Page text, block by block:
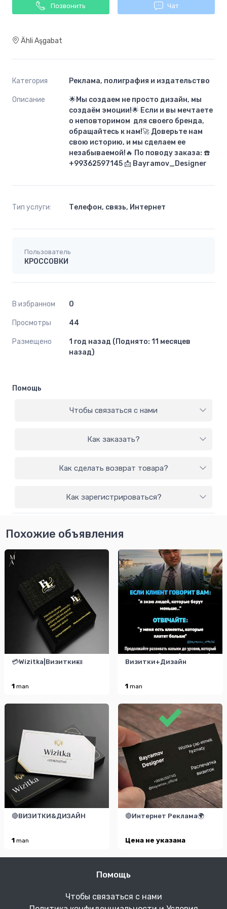
Позвонить Чат
Ähli Aşgabat
Категория Реклама, полиграфия и издательство
Описание
🌟Мы создаем не просто дизайн, мы
создаём эмоции!🌟 Если и вы мечтаете
о неповторимом для своего бренда,
обращайтесь к нам!🚀 Доверьте нам
свою историю, и мы сделаем ее
незабываемой!🔥 По поводу заказа: ☎️
+99362597145 📩 Bayramov_Designer
Тип услуги: Телефон, связь, Интернет
Пользователь
КРОССОВКИ
В избранном 0
Просмотры 44
Размещено
1 год назад (Поднято: 11 месяцев
назад)
Помощь
Чтобы связаться с нами
Как заказать?
Как сделать возврат товара?
Как зарегистрироваться?
Похожие объявления
💳Wizitka|Визитки🪪
1 man
Визитки+Дизайн
1 man
🔴ВИЗИТКИ&ДИЗАЙН
1 man
🔴Интернет Реклама🌍
Цена не указана
Помощь
Чтобы связаться с нами